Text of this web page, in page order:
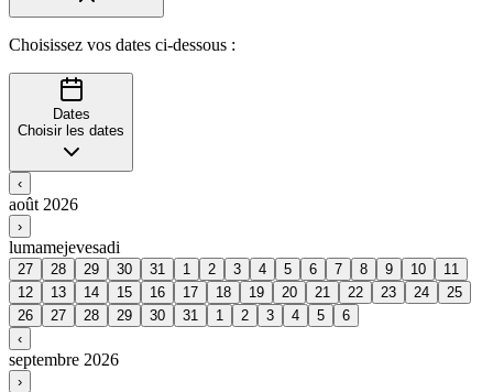
Choisissez vos dates ci-dessous :
Dates
Choisir les dates
‹
août 2026
›
lumamejevesadi
27 28 29 30 31 1 2 3 4 5 6 7 8 9 10
11
12
13 14 15 16 17 18 19 20 21 22 23 24
25
26
27 28 29 30 31 1 2 3 4 5
6
‹
septembre 2026
›